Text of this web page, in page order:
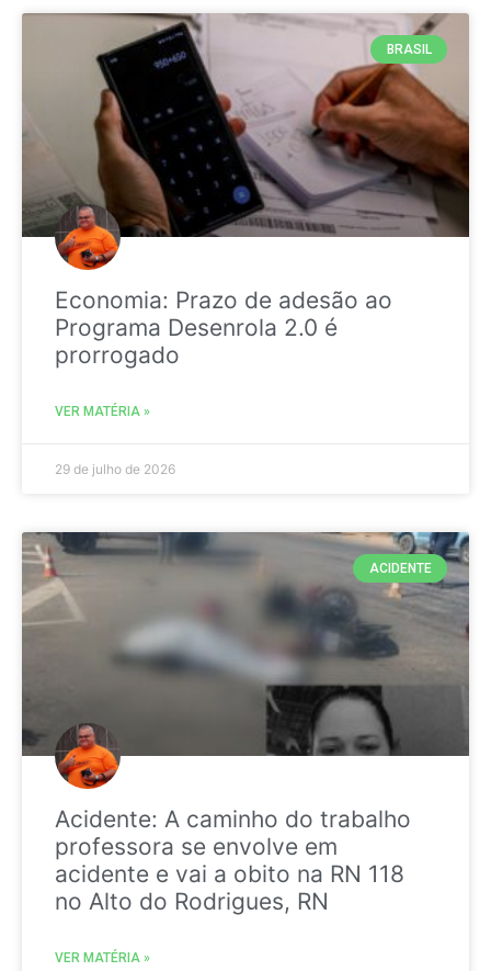
BRASIL
Economia: Prazo de adesão ao
Programa Desenrola 2.0 é
prorrogado
VER MATÉRIA »
29 de julho de 2026
ACIDENTE
Acidente: A caminho do trabalho
professora se envolve em
acidente e vai a obito na RN 118
no Alto do Rodrigues, RN
VER MATÉRIA »